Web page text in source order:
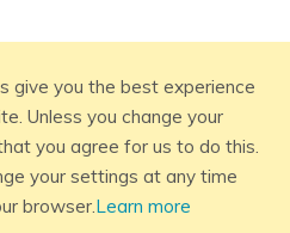
give you the best experience
Unless you change your
you agree for us to do this.
your settings at any time
browser.Learn more